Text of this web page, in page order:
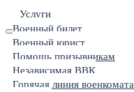
Услуги
Военный билет
Военный юрист
Помощь призывникам
Независимая ВВК
Горячая линия военкомата